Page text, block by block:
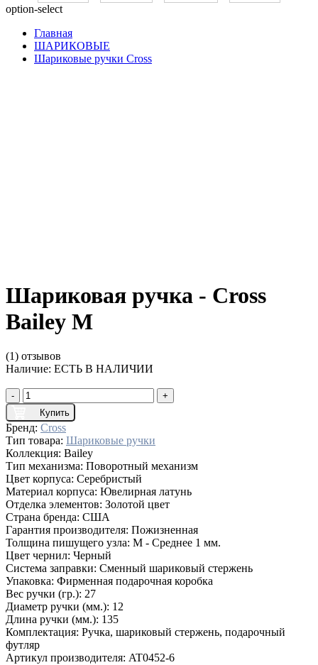
option-select
Главная
ШАРИКОВЫЕ
Шариковые ручки Cross
Шариковая ручка - Cross
Bailey M
(1) отзывов
Наличие: ЕСТЬ В НАЛИЧИИ
-
+
Купить
Бренд: Cross
Тип товара: Шариковые ручки
Коллекция: Bailey
Тип механизма: Поворотный механизм
Цвет корпуса: Серебристый
Материал корпуса: Ювелирная латунь
Отделка элементов: Золотой цвет
Страна бренда: США
Гарантия производителя: Пожизненная
Толщина пишущего узла: M - Среднее 1 мм.
Цвет чернил: Черный
Система заправки: Сменный шариковый стержень
Упаковка: Фирменная подарочная коробка
Вес ручки (гр.): 27
Диаметр ручки (мм.): 12
Длина ручки (мм.): 135
Комплектация: Ручка, шариковый стержень, подарочный
футляр
Артикул производителя: AT0452-6